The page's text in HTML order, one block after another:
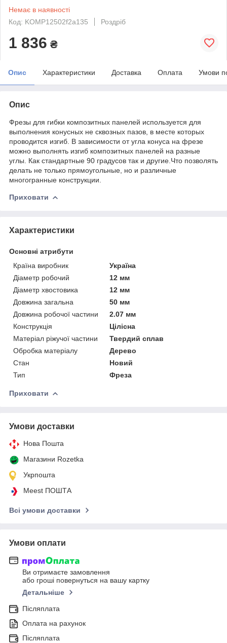
Немає в наявності
Код: KOMP12502f2a135
Роздріб
1 836 ₴
Опис Характеристики Доставка Оплата Умови
Опис
Фрезы для гибки композитных панелей используется для
выполнения конусных не сквозных пазов, в месте которых
проводится изгиб. В зависимости от угла конуса на фрезе
можно выполнять изгиб композитных панелей на разные
углы. Как стандартные 90 градусов так и другие.Что позволять
делать не только прямоугольные, но и различные
многогранные конструкции.
Приховати
Характеристики
Основні атрибути
Країна виробник
Україна
Діаметр робочий
12 мм
Діаметр хвостовика
12 мм
Довжина загальна
50 мм
Довжина робочої частини
2.07 мм
Конструкція
Цілісна
Матеріал ріжучої частини
Твердий сплав
Обробка матеріалу
Дерево
Стан
Новий
Тип
Фреза
Приховати
Умови доставки
Нова Пошта
Магазини Rozetka
Укрпошта
Meest ПОШТА
Всі умови доставки
Умови оплати
Ви отримаєте замовлення
або гроші повернуться на вашу картку
Детальніше
Післяплата
Оплата на рахунок
Післяплата